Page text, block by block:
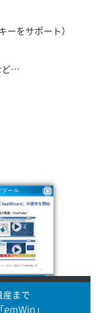
ーをサポート）
ど…
産まで
emWin」